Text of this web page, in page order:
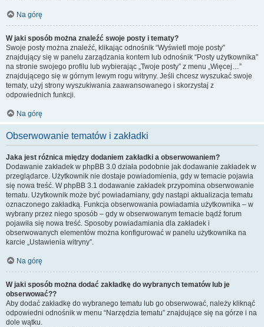
Na górę
W jaki sposób można znaleźć swoje posty i tematy?
Swoje posty można znaleźć, klikając odnośnik “Wyświetl moje posty”
znajdujący się w panelu zarządzania kontem lub odnośnik “Posty użytkownika”
na stronie swojego profilu lub wybierając „Twoje posty” z menu „Więcej…”
znajdującego się w górnym lewym rogu witryny. Jeśli chcesz wyszukać swoje
tematy, użyj strony wyszukiwania zaawansowanego i skorzystaj z
odpowiednich funkcji.
Na górę
Obserwowanie tematów i zakładki
Jaka jest różnica między dodaniem zakładki a obserwowaniem?
Dodawanie zakładek w phpBB 3.0 działa podobnie jak dodawanie zakładek w
przeglądarce. Użytkownik nie dostaje powiadomienia, gdy w temacie pojawia
się nowa treść. W phpBB 3.1 dodawanie zakładek przypomina obserwowanie
tematu. Użytkownik może być powiadamiany, gdy nastąpi aktualizacja tematu
oznaczonego zakładką. Funkcja obserwowania powiadamia użytkownika – w
wybrany przez niego sposób – gdy w obserwowanym temacie bądź forum
pojawiła się nowa treść. Sposoby powiadamiania dla zakładek i
obserwowanych elementów można konfigurować w panelu użytkownika na
karcie „Ustawienia witryny”.
Na górę
W jaki sposób można dodać zakładkę do wybranych tematów lub je
obserwować??
Aby dodać zakładkę do wybranego tematu lub go obserwować, należy kliknąć
odpowiedni odnośnik w menu “Narzędzia tematu” znajdujące się na górze i na
dole wątku.